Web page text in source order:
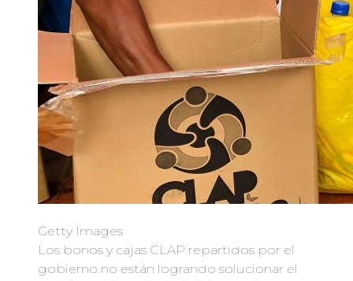
Getty Images
Los bonos y cajas CLAP repartidos por el
gobierno no están logrando solucionar el